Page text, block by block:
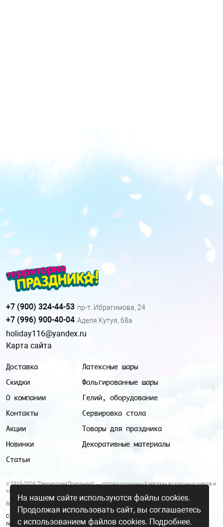
Доставка
Скидки
О компании
Контакты
Акции
Новинки
Статьи
Латексные шары
Фольгированные шары
Гелий, оборудование
Сервировка стола
Товары для праздника
Декоративные материалы
+7 (900) 324-44-53 пр-т. Ибрагимова, 24
+7 (996) 900-40-04 Аделя Кутуя, 68а
holiday116@yandex.ru
Карта сайта
© 2015-2026 "Территория Праздника" — оптово-розничный магазин воздушных шаров и
товаров для праздника.
Все цены и условия, указанные на данном сайте, не являются публичной офертой.
Согласие на обработку персональных данных
персональных данных
На нашем сайте используются файлы cookies.
Продолжая использовать сайт, вы соглашаетесь
с использованием файлов cookies. Подробнее.